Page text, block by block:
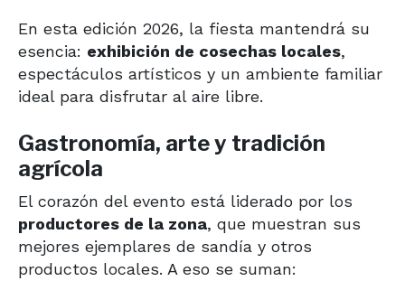
En esta edición 2026, la fiesta mantendrá su
esencia: exhibición de cosechas locales,
espectáculos artísticos y un ambiente familiar
ideal para disfrutar al aire libre.
Gastronomía, arte y tradición
agrícola
El corazón del evento está liderado por los
productores de la zona, que muestran sus
mejores ejemplares de sandía y otros
productos locales. A eso se suman: